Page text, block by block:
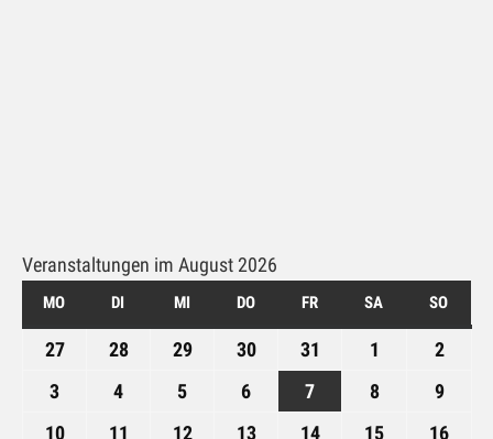
Veranstaltungen im August 2026
MO MONTAG
DI DIENSTAG
MI MITTWOCH
DODONNERSTAG
FRFREITAGSA SAMSTAG
SO
2727.
2828.
2929.
3030.
2026
31
2026
1
August
22.
3
August
4
August
5
August
6
August
7
August
88.
August
99.
1010. 11 1212. 1313. 1414. 15 16